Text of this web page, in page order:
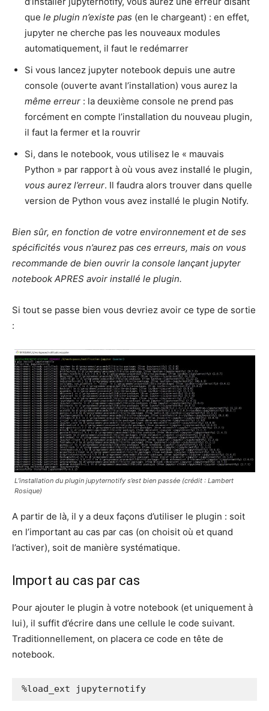
que le plugin n’existe pas (en le chargeant) : en effet,
jupyter ne cherche pas les nouveaux modules
automatiquement, il faut le redémarrer
Si vous lancez jupyter notebook depuis une autre
console (ouverte avant l’installation) vous aurez la
même erreur : la deuxième console ne prend pas
forcément en compte l’installation du nouveau plugin,
il faut la fermer et la rouvrir
Si, dans le notebook, vous utilisez le « mauvais
Python » par rapport à où vous avez installé le plugin,
vous aurez l’erreur. Il faudra alors trouver dans quelle
version de Python vous avez installé le plugin Notify.
Bien sûr, en fonction de votre environnement et de ses
spécificités vous n’aurez pas ces erreurs, mais on vous
recommande de bien ouvrir la console lançant jupyter
notebook APRES avoir installé le plugin.
Si tout se passe bien vous devriez avoir ce type de sortie
:
L’installation du plugin jupyternotify s’est bien passée (crédit : Lambert
Rosique)
A partir de là, il y a deux façons d’utiliser le plugin : soit
en l’important au cas par cas (on choisit où et quand
l’activer), soit de manière systématique.
Import au cas par cas
Pour ajouter le plugin à votre notebook (et uniquement à
lui), il suffit d’écrire dans une cellule le code suivant.
Traditionnellement, on placera ce code en tête de
notebook.
%load_ext jupyternotify